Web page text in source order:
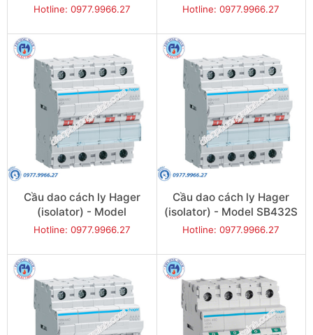
SBN380
Hotline: 0977.9966.27
SBN390
Hotline: 0977.9966.27
Cầu dao cách ly Hager
(isolator) - Model
SB432Q
Hotline: 0977.9966.27
Cầu dao cách ly Hager
(isolator) - Model SB432S
Hotline: 0977.9966.27